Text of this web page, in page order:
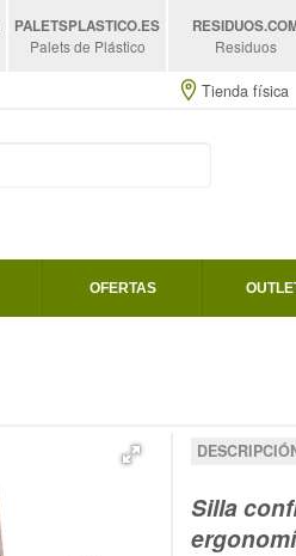
PALETSPLASTICO.ES
Palets de Plástico
RESIDUOS
Residuos
Tienda física
OFERTAS
Silla